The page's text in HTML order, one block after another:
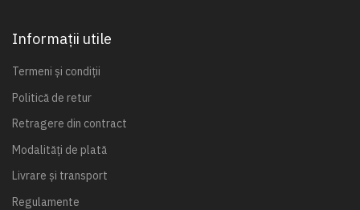
Informații utile
Termeni și condiții
Politică de retur
Retragere din contract
Modalități de plată
Livrare și transport
Regulamente